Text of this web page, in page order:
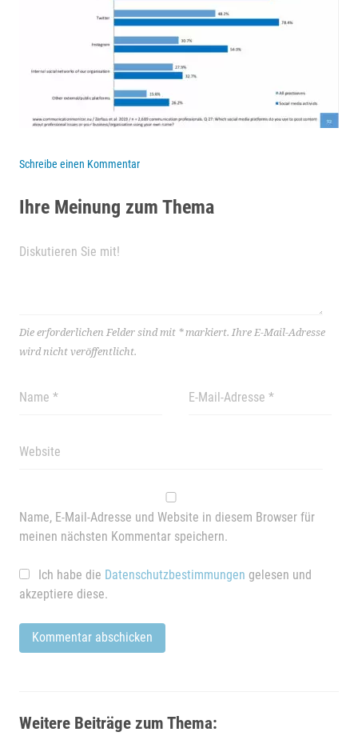
Schreibe einen Kommentar
Ihre Meinung zum Thema
Die erforderlichen Felder sind mit *markiert. Ihre E-Mail-Adresse
wird nicht veröffentlicht.
Name, E-Mail-Adresse und Website in diesem Browser für
meinen nächsten Kommentar speichern.
Ich habe die Datenschutzbestimmungen gelesen und
akzeptiere diese.
Weitere Beiträge zum Thema: